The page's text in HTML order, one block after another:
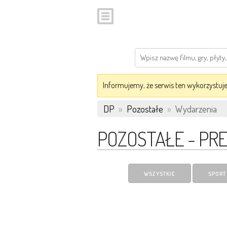
Informujemy, że serwis ten
DP » Pozostałe » Wydarzenia
POZOSTAŁE -
WSZYSTKIE SPORT